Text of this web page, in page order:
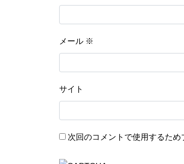
メール ※
サイト
次回のコメントで使用するため